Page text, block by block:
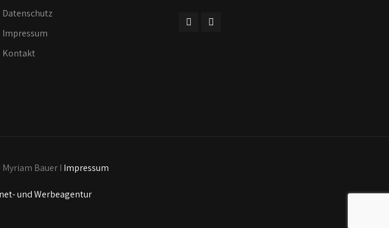
Datenschutz
Impressum
Kontakt
Bauer I Impressum
und Werbeagentur